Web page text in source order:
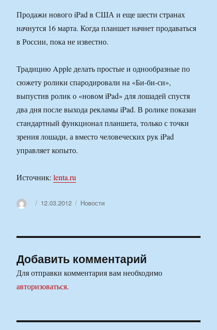
Продажи нового iPad в США и еще шести странах
начнутся 16 марта. Когда планшет начнет продаваться
в России, пока не известно.
Традицию Apple делать простые и однообразные по
сюжету ролики спародировали на «Би-би-си»,
выпустив ролик о «новом iPad» для лошадей спустя
два дня после выхода рекламы iPad. В ролике показан
стандартный функционал планшета, только с точки
зрения лошади, а вместо человеческих рук iPad
управляет копыто.
Источник:lenta.ru
АвторОпубликовано
12.03.2012 Рубрики
Новости
Добавить комментарий
Для отправки комментария вам необходимо
авторизоваться.